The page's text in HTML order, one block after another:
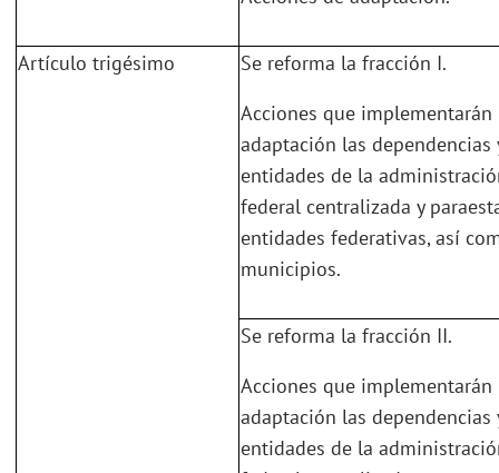
Artículo trigésimo
Se reforma la fracción I.
Acciones que implementarán
adaptación las dependencias
entidades de la
federal centralizada y
entidades federativas, así
municipios.
Se reforma la fracción II.
Acciones que implementarán
adaptación las dependencias
entidades de la